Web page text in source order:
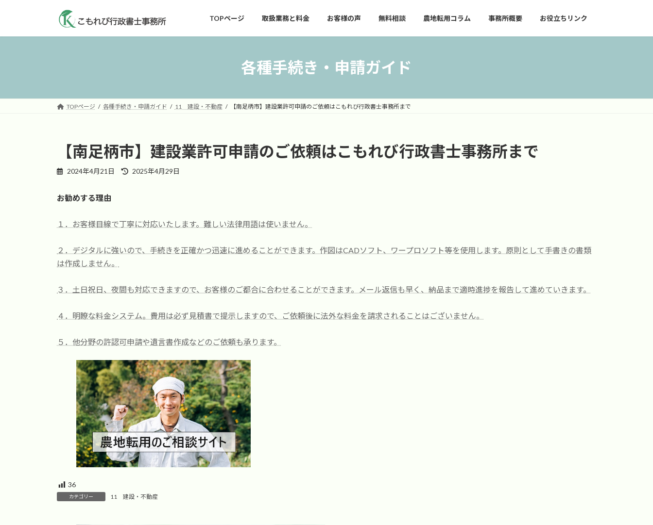
ッ
移
TOPページ 取扱業務と料金 お客様の声 無料相談 農地転用コラム 事務所概要 お役立ちリンク
各種手続き・申請ガイド
TOPページ 各種手続き・申請ガイド 11 建設・不動産 【南足柄市】建設業許可申請のご依頼はこもれび行政書士事務所まで
【南足柄市】建設業許可申請のご依頼はこもれび行政書士事務所まで
2024年4月21日
最
時
:
2025年4月29日
お勧めする理由
１．お客様目線で丁寧に対応いたします。難しい法律用語は使いません。
２．デジタルに強いので、手続きを正確かつ迅速に進めることができます。作図はCADソフト、ワープロソフト等を使用します。原則として手書きの書類
は作成しません。
３．土日祝日、夜間も対応できますので、お客様のご都合に合わせることができます。メール返信も早く、納品まで適時進捗を報告して進めていきます。
４．明瞭な料金システム。費用は必ず見積書で提示しますので、ご依頼後に法外な料金を請求されることはございません。
５．他分野の許認可申請や遺言書作成などのご依頼も承ります。
36
カテゴリー 11 建設・不動産